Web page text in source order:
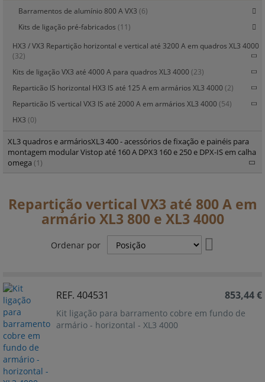
Repartição vertical VX3 até 800 A em
armário XL3 800 e XL3 4000
Ordenar por
REF. 404531
Kit ligação para barramento cobre em fundo de
armário - horizontal - XL3 4000
853,44 €
Barramentos de alumínio 800 A VX3 (6)
Kits de ligação pré-fabricados (11)
HX3 / VX3 Repartição horizontal e vertical até 3200 A em quadros XL3 4000
(32)
Kits de ligação VX3 até 4000 A para quadros XL3 4000 (23)
Reparticão IS horizontal HX3 IS até 125 A em armários XL3 4000 (2)
Reparticão IS vertical VX3 IS até 2000 A em armários XL3 4000 (54)
HX3 (0)
XL3 quadros e armáriosXL3 400 - acessórios de fixação e painéis para
montagem modular Vistop até 160 A DPX3 160 e 250 e DPX-IS em calha
omega (1)